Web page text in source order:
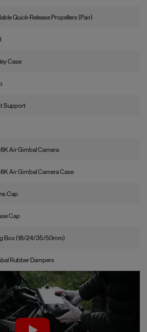
Quick-Release Propellers (Pair)
Case
Support
Air Gimbal Camera
Air Gimbal Camera Case
Cap
Cap
Box (18/24/35/50mm)
Rubber Dampers